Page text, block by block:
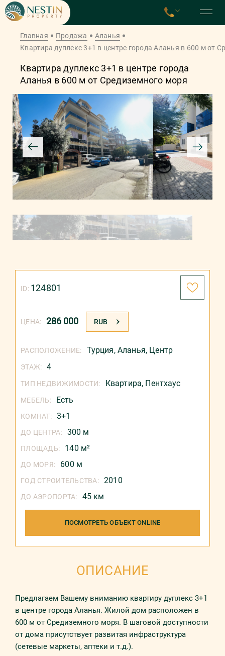
Главная Продажа
Аланья
Квартира дуплекс 3+1 в центре города Аланья в 600 м от
Квартира дуплекс 3+1 в центре города
Аланья в 600 м от Средиземного моря
ЦЕНА: 286 000 RUB
ID: 124801
РАСПОЛОЖЕНИЕ: Турция, Аланья, Центр
ЭТАЖ: 4
ТИП НЕДВИЖИМОСТИ: Квартира, Пентхаус
МЕБЕЛЬ: Есть
КОМНАТ: 3+1
ДО ЦЕНТРА: 300 м
ПЛОЩАДЬ: 140 м²
ДО МОРЯ: 600 м
ГОД СТРОИТЕЛЬСТВА: 2010
ДО АЭРОПОРТА: 45 км
ПОСМОТРЕТЬ ОБЪЕКТ ONLINE
ОПИСАНИЕ
Предлагаем Вашему вниманию квартиру дуплекс 3+1
в центре города Аланья. Жилой дом расположен в
600 м от Средиземного моря. В шаговой доступности
от дома присутствует развитая инфраструктура
(сетевые маркеты, аптеки и т.д.).